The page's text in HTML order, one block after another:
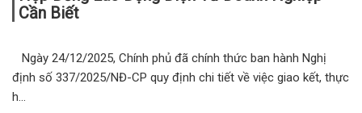
Cần Biết
Ngày 24/12/2025, Chính phủ đã chính thức ban hành Nghị
định số 337/2025/NĐ-CP quy định chi tiết về việc giao kết, thực
h...